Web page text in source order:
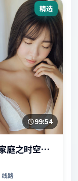
精选
99:54
庭之时空守
线路